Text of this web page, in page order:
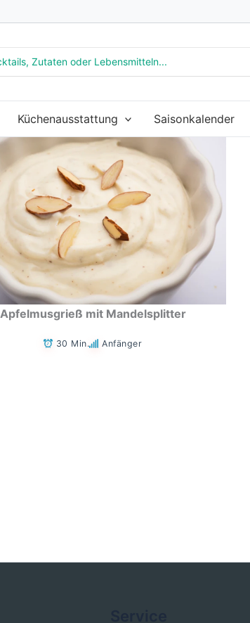
Küchenausstattung Saisonkalender
Apfelmusgrieß mit Mandelsplitter
30 Min. Anfänger